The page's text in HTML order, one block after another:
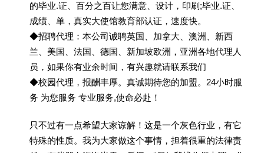
的毕业.证、百分之百让您满意、设计，印刷;毕业.证、
成绩、单，真实大使馆教育部认证，速度快。
◆招聘代理：本公司诚聘英国、加拿大、澳洲、新西
兰、美国、法国、德国、新加坡欧洲，亚洲各地代理人
员，如果你有业余时间，有兴趣就请联系我们
◆校园代理，报酬丰厚。真诚期待您的加盟。24小时服
务 为您服务 专业服务,使命必赴！
只不过有一点希望大家谅解！这是一个灰色行业，有它
特殊的性质。我为大家做这个事情，担着很重的法律责